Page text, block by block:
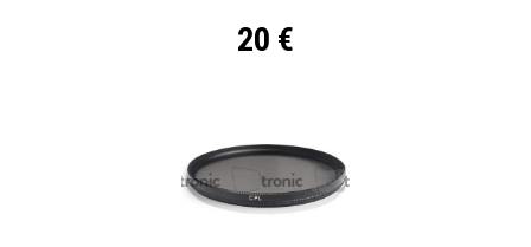
20 €